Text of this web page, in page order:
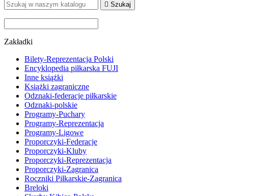
 Szukaj
Zakładki
Bilety-Reprezentacja Polski
Encyklopedia piłkarska FUJI
Inne książki
Książki zagraniczne
Odznaki-federacje piłkarskie
Odznaki-polskie
Programy-Puchary
Programy-Reprezentacja
Programy-Ligowe
Proporczyki-Federacje
Proporczyki-Kluby
Proporczyki-Reprezentacja
Proporczyki-Zagranica
Roczniki Piłkarskie-Zagranica
Breloki